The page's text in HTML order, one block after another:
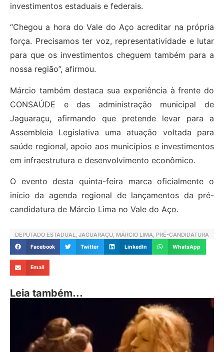
investimentos estaduais e federais.
“Chegou a hora do Vale do Aço acreditar na própria
força. Precisamos ter voz, representatividade e lutar
para que os investimentos cheguem também para a
nossa região”, afirmou.
Márcio também destaca sua experiência à frente do
CONSAÚDE e das administração municipal de
Jaguaraçu, afirmando que pretende levar para a
Assembleia Legislativa uma atuação voltada para
saúde regional, apoio aos municípios e investimentos
em infraestrutura e desenvolvimento econômico.
O evento desta quinta-feira marca oficialmente o
início da agenda regional de lançamentos da pré-
candidatura de Márcio Lima no Vale do Aço.
DEPUTADO ESTADUAL JAGUARAÇU MÁRCIO LIMA PRÉ-CANDIDATURA
Facebook Twitter LinkedIn WhatsApp
Email
Leia também...